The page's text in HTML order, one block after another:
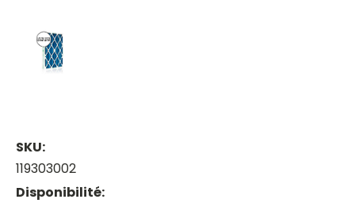
SKU:
119303002
Disponibilité: